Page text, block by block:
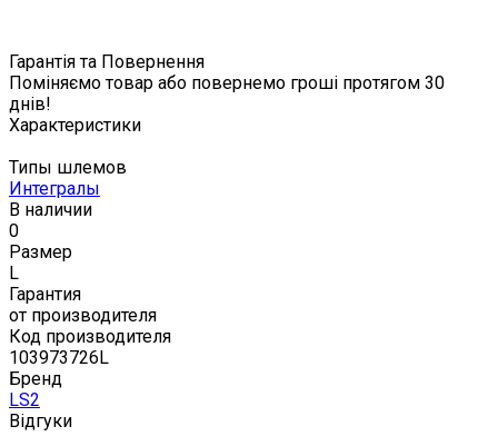
Гарантія та Повернення
Поміняємо товар або повернемо гроші протягом 30
днів!
Характеристики
Типы шлемов
Интегралы
В наличии
0
Размер
L
Гарантия
от производителя
Код производителя
103973726L
Бренд
LS2
Відгуки